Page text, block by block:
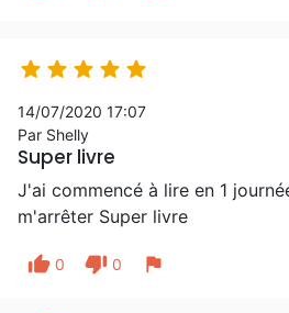
    
14/07/2020 17:07
Par Shelly
Super livre
J'ai commencé à lire en 1
m'arrêter Super livre
thumb_up 0 thumb_down 0 flag